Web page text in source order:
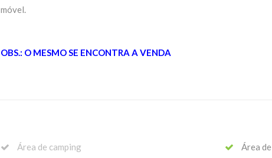
móvel.
OBS.: O MESMO SE ENCONTRA A VENDA
Área de camping
Área